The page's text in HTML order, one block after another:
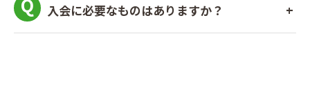
入会に必要なものはありますか？